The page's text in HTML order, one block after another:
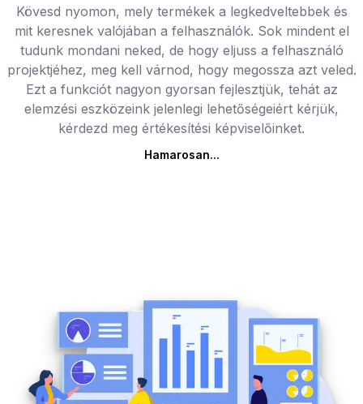
Kövesd nyomon, mely termékek a legkedveltebbek és
mit keresnek valójában a felhasználók. Sok mindent el
tudunk mondani neked, de hogy eljuss a felhasználó
projektjéhez, meg kell várnod, hogy megossza azt veled.
Ezt a funkciót nagyon gyorsan fejlesztjük, tehát az
elemzési eszközeink jelenlegi lehetőségeiért kérjük,
kérdezd meg értékesítési képviselőinket.
Hamarosan...